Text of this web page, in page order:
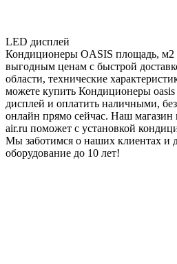
LED дисплей
Кондиционеры OASIS площадь, м2
выгодным ценам с быстрой
области, технические
можете купить Кондиционеры
дисплей и оплатить наличными,
онлайн прямо сейчас. Наш магазин
air.ru поможет с установкой
Мы заботимся о наших клиентах и
оборудование до 10 лет!